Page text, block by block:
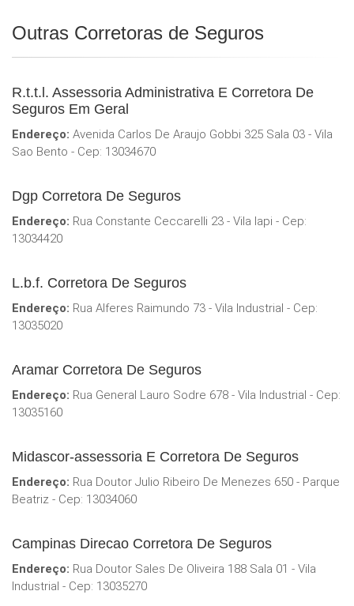
Outras Corretoras de Seguros
R.t.t.l. Assessoria Administrativa E Corretora De
Seguros Em Geral
Endereço: Avenida Carlos De Araujo Gobbi 325 Sala 03 - Vila
Sao Bento - Cep: 13034670
Dgp Corretora De Seguros
Endereço: Rua Constante Ceccarelli 23 - Vila Iapi - Cep:
13034420
L.b.f. Corretora De Seguros
Endereço: Rua Alferes Raimundo 73 - Vila Industrial - Cep:
13035020
Aramar Corretora De Seguros
Endereço: Rua General Lauro Sodre 678 - Vila Industrial - Cep:
13035160
Midascor-assessoria E Corretora De Seguros
Endereço: Rua Doutor Julio Ribeiro De Menezes 650 - Parque
Beatriz - Cep: 13034060
Campinas Direcao Corretora De Seguros
Endereço: Rua Doutor Sales De Oliveira 188 Sala 01 - Vila
Industrial - Cep: 13035270